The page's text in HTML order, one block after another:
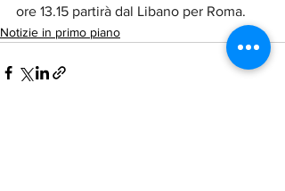
ore 13.15 partirà dal Libano per Roma.
Notizie in primo piano